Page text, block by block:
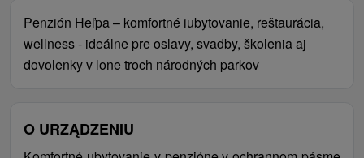
Penzión Heľpa – komfortné iubytovanie, reštaurácia,
wellness - ideálne pre oslavy, svadby, školenia aj
dovolenky v lone troch národných parkov
O URZĄDZENIU